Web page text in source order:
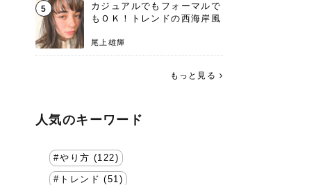
5
カジュアルでもフォーマルで
もＯＫ！トレンドの西海岸風
尾上雄輝
もっと見る
人気のキーワード
やり方 (122)
トレンド (51)